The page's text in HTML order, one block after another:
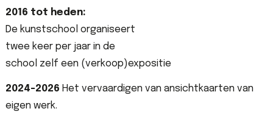
2016 tot heden:
De kunstschool organiseert
twee keer per jaar in de
school zelf een (verkoop)expositie
2024-2026 Het vervaardigen van ansichtkaarten van
eigen werk.